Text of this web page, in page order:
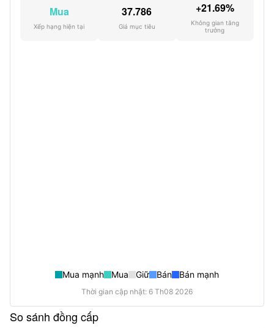
Mua
Xếp hạng hiện tại
37.786
Giá mục tiêu
+21.69%
Không gian tăng
trưởng
Mua mạnh Mua Giữ Bán Bán mạnh
Thời gian cập nhật: 6 Th08 2026
So sánh đồng cấp